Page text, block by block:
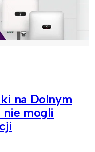
na Dolnym
nie mogli